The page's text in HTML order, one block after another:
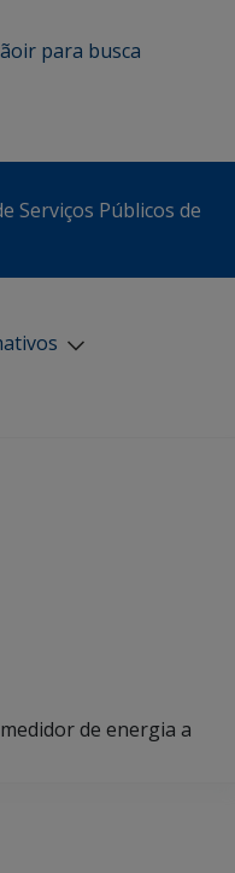
ir para busca
Serviços Públicos de
de energia a